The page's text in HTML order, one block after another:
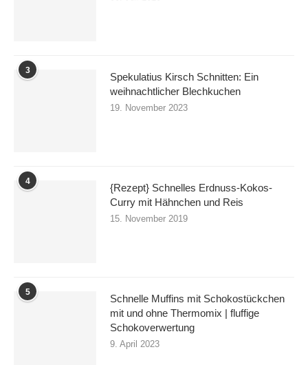
3
Spekulatius Kirsch Schnitten: Ein
weihnachtlicher Blechkuchen
19. November 2023
4
{Rezept} Schnelles Erdnuss-Kokos-
Curry mit Hähnchen und Reis
15. November 2019
5
Schnelle Muffins mit Schokostückchen
mit und ohne Thermomix | fluffige
Schokoverwertung
9. April 2023